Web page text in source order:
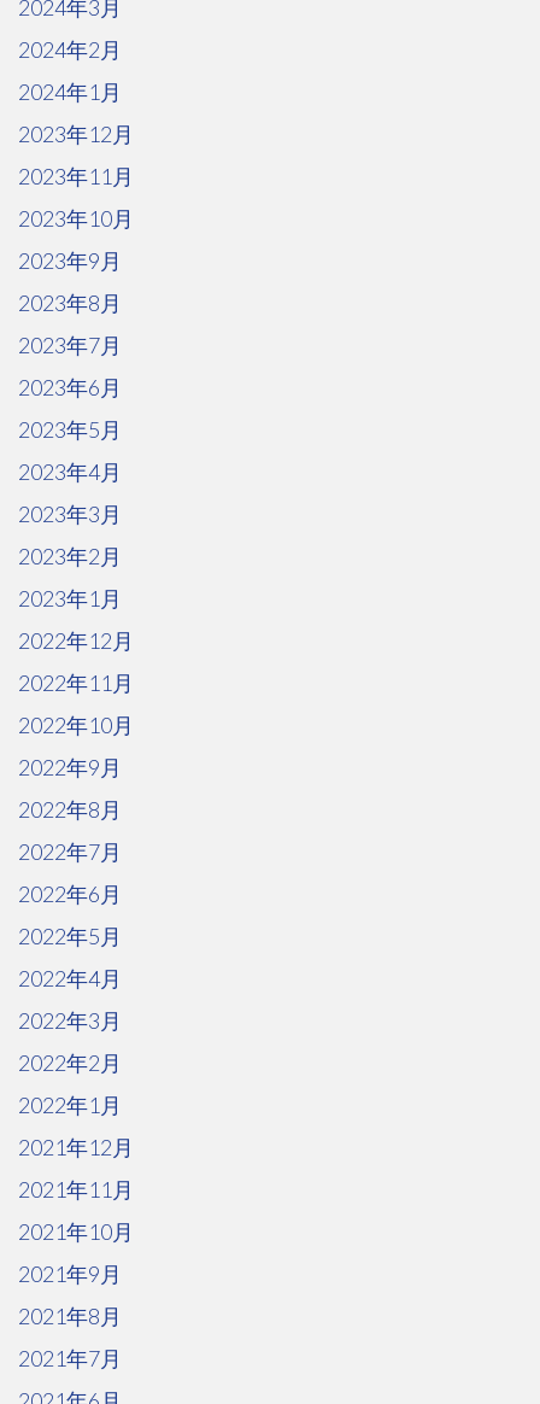
2024年3月
2024年2月
2024年1月
2023年12月
2023年11月
2023年10月
2023年9月
2023年8月
2023年7月
2023年6月
2023年5月
2023年4月
2023年3月
2023年2月
2023年1月
2022年12月
2022年11月
2022年10月
2022年9月
2022年8月
2022年7月
2022年6月
2022年5月
2022年4月
2022年3月
2022年2月
2022年1月
2021年12月
2021年11月
2021年10月
2021年9月
2021年8月
2021年7月